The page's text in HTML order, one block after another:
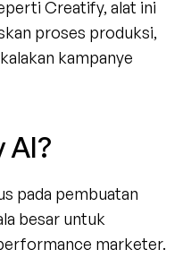
Creatify, alat ini
proses produksi,
kampanye
AI?
pada pembuatan
besar untuk
marketer.